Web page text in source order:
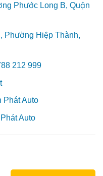
Phước Long B, Quận
Phường Hiệp Thành,
212 999
Phát Auto
Auto